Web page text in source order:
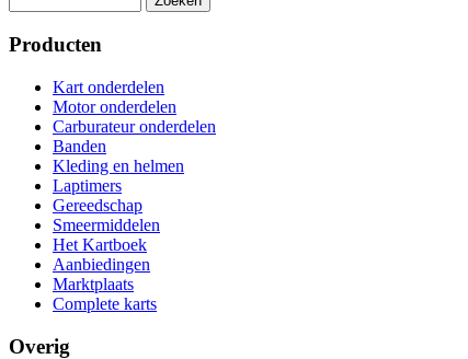
Producten
Kart onderdelen
Motor onderdelen
Carburateur onderdelen
Banden
Kleding en helmen
Laptimers
Gereedschap
Smeermiddelen
Het Kartboek
Aanbiedingen
Marktplaats
Complete karts
Overig